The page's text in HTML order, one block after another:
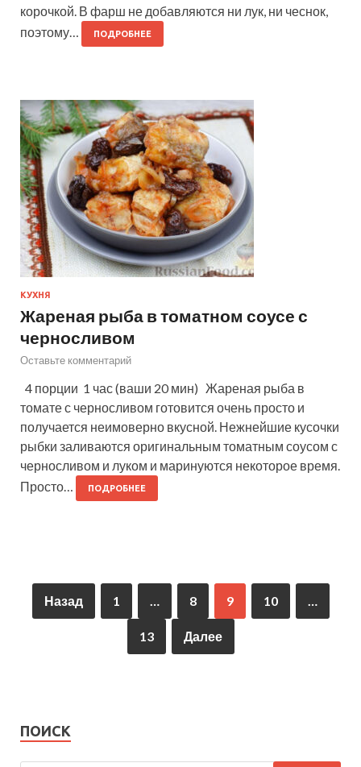
корочкой. В фарш не добавляются ни лук, ни чеснок,
поэтому…
ПОДРОБНЕЕ
КУХНЯ
Жареная рыба в томатном соусе с
черносливом
Оставьте комментарий
4 порции 1 час (ваши 20 мин) Жареная рыба в
томате с черносливом готовится очень просто и
получается неимоверно вкусной. Нежнейшие кусочки
рыбки заливаются оригинальным томатным соусом с
черносливом и луком и маринуются некоторое время.
Просто…
ПОДРОБНЕЕ
Назад 1 8 9 10
13 Далее
ПОИСК